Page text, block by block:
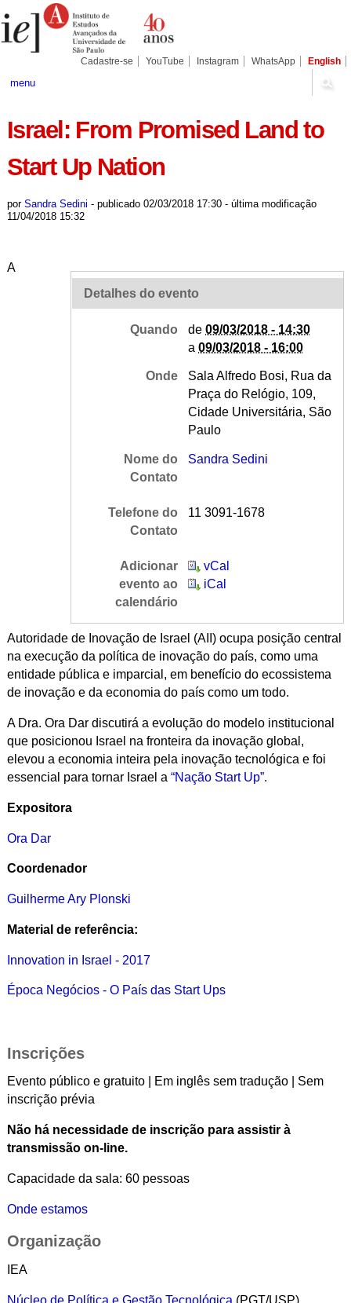
para
conteúdo.
Pessoais
Cadastre-se YouTube Instagram WhatsApp English
menu
Israel: From Promised Land to
Start Up Nation
por Sandra Sedini - publicado02/03/2018 17:30 - última modificação
11/04/2018 15:32
Detalhes do evento
Quando de09/03/2018 - 14:30
a09/03/2018 - 16:00
Onde
Sala Alfredo Bosi, Rua da
Praça do Relógio, 109,
Cidade Universitária, São
Paulo
Nome do
Contato
Sandra Sedini
Telefone do
Contato
11 3091-1678
Adicionar
evento ao
calendário
vCal
iCal
A
Autoridade de Inovação de Israel (AII) ocupa posição central
na execução da política de inovação do país, como uma
entidade pública e imparcial, em benefício do ecossistema
de inovação e da economia do país como um todo.
A Dra. Ora Dar discutirá a evolução do modelo institucional
que posicionou Israel na fronteira da inovação global,
elevou a economia inteira pela inovação tecnológica e foi
essencial para tornar Israel a “Nação Start Up”.
Expositora
Ora Dar
Coordenador
Guilherme Ary Plonski
Material de referência:
Innovation in Israel - 2017
Época Negócios - O País das Start Ups
Inscrições
Evento público e gratuito | Em inglês sem tradução | Sem
inscrição prévia
Não há necessidade de inscrição para assistir à
transmissão on-line.
Capacidade da sala: 60 pessoas
Onde estamos
Organização
IEA
Núcleo de Política e Gestão Tecnológica (PGT/USP)